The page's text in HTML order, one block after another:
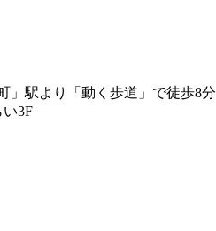
」駅より「動く歩道」で徒歩8分
3F